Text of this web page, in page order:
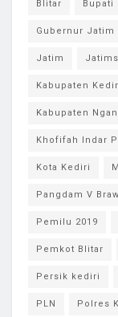
Blitar Bupati
Gubernur Jatim
Jatim
Kabupaten
Kabupaten
Khofifah Indar
Kota Kediri
Pangdam V
Pemilu 2019
Pemkot Blitar
Persik kediri
PLN Polres